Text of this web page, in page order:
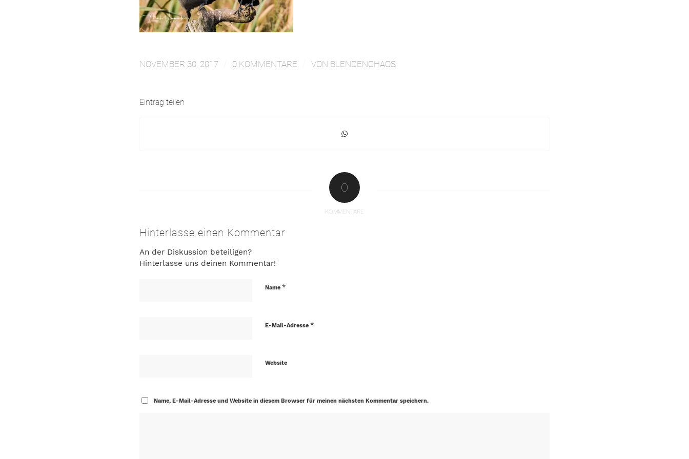
NOVEMBER 30, 2017 0 KOMMENTARE VON BLENDENCHAOS
Eintrag teilen
0
KOMMENTARE
Hinterlasse einen Kommentar
An der Diskussion beteiligen?
Hinterlasse uns deinen Kommentar!
Name *
E-Mail-Adresse *
Website
Name, E-Mail-Adresse und Website in diesem Browser für meinen nächsten Kommentar speichern.